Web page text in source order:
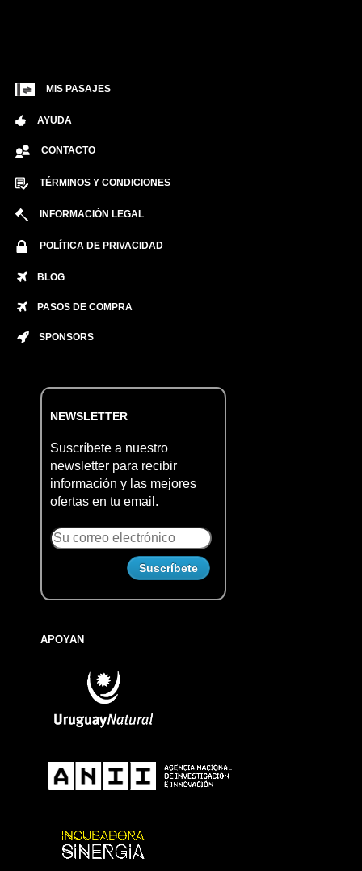
MIS PASAJES
AYUDA
CONTACTO
TÉRMINOS Y CONDICIONES
INFORMACIÓN LEGAL
POLÍTICA DE PRIVACIDAD
BLOG
PASOS DE COMPRA
SPONSORS
NEWSLETTER
Suscríbete a nuestro
newsletter para recibir
información y las mejores
ofertas en tu email.
APOYAN